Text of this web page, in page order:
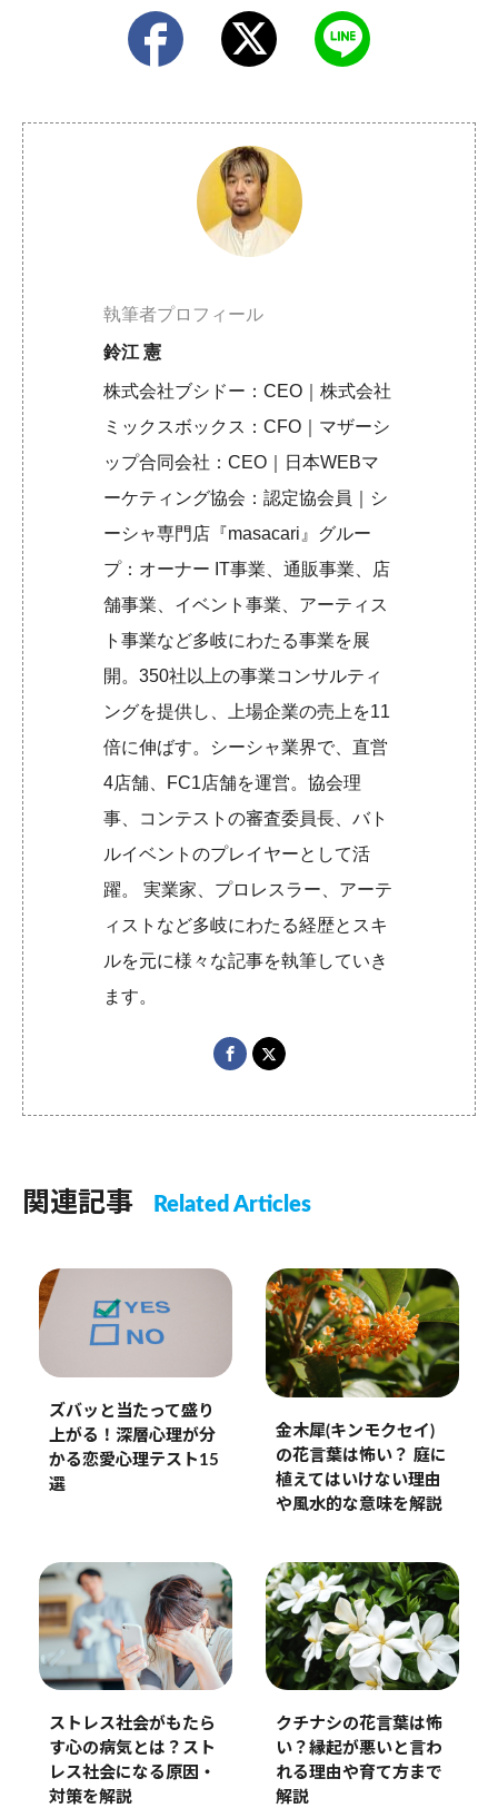
執筆者プロフィール
鈴江 憲
株式会社ブシドー：CEO｜株式会社
ミックスボックス：CFO｜マザーシ
ップ合同会社：CEO｜日本WEBマ
ーケティング協会：認定協会員｜シ
ーシャ専門店『masacari』グルー
プ：オーナー IT事業、通販事業、店
舗事業、イベント事業、アーティス
ト事業など多岐にわたる事業を展
開。350社以上の事業コンサルティ
ングを提供し、上場企業の売上を11
倍に伸ばす。シーシャ業界で、直営
4店舗、FC1店舗を運営。協会理
事、コンテストの審査委員長、バト
ルイベントのプレイヤーとして活
躍。 実業家、プロレスラー、アーテ
ィストなど多岐にわたる経歴とスキ
ルを元に様々な記事を執筆していき
ます。
関連記事 Related Articles
ズバッと当たって盛り
上がる！深層心理が分
かる恋愛心理テスト15
選
金木犀(キンモクセイ)
の花言葉は怖い？ 庭に
植えてはいけない理由
や風水的な意味を解説
ストレス社会がもたら
す心の病気とは？スト
レス社会になる原因・
対策を解説
クチナシの花言葉は怖
い？縁起が悪いと言わ
れる理由や育て方まで
解説